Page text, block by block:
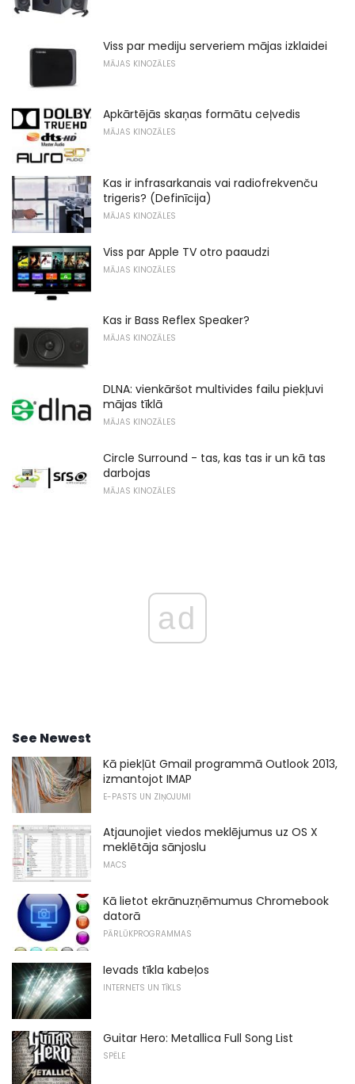
Viss par mediju serveriem mājas izklaidei
MĀJAS KINOZĀLES
Apkārtējās skaņas formātu ceļvedis
MĀJAS KINOZĀLES
Kas ir infrasarkanais vai radiofrekvenču
trigeris? (Definīcija)
MĀJAS KINOZĀLES
Viss par Apple TV otro paaudzi
MĀJAS KINOZĀLES
Kas ir Bass Reflex Speaker?
MĀJAS KINOZĀLES
DLNA: vienkāršot multivides failu piekļuvi
mājas tīklā
MĀJAS KINOZĀLES
Circle Surround - tas, kas tas ir un kā tas
darbojas
MĀJAS KINOZĀLES
ad
See Newest
Kā piekļūt Gmail programmā Outlook 2013,
izmantojot IMAP
E-PASTS UN ZIŅOJUMI
Atjaunojiet viedos meklējumus uz OS X
meklētāja sānjoslu
MACS
Kā lietot ekrānuzņēmumus Chromebook
datorā
PĀRLŪKPROGRAMMAS
Ievads tīkla kabeļos
INTERNETS UN TĪKLS
Guitar Hero: Metallica Full Song List
SPĒLE